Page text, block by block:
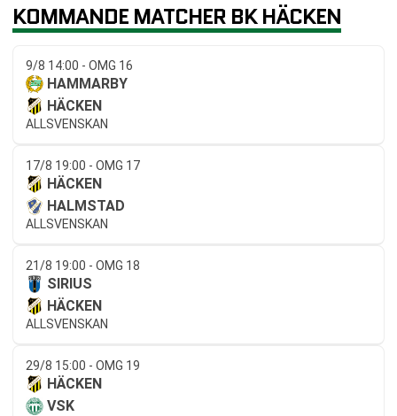
KOMMANDE MATCHER BK HÄCKEN
9/8 14:00 - OMG 16
HAMMARBY
HÄCKEN
ALLSVENSKAN
17/8 19:00 - OMG 17
HÄCKEN
HALMSTAD
ALLSVENSKAN
21/8 19:00 - OMG 18
SIRIUS
HÄCKEN
ALLSVENSKAN
29/8 15:00 - OMG 19
HÄCKEN
VSK